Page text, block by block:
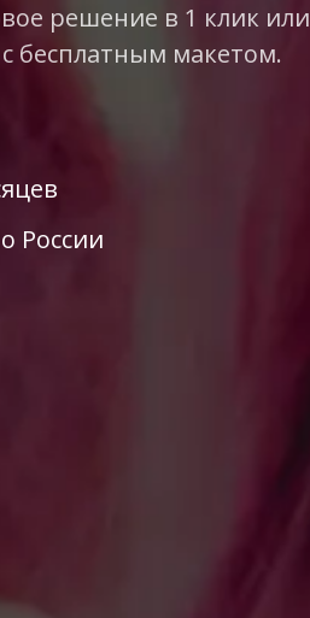
решение в 1 клик или
бесплатным макетом.
России